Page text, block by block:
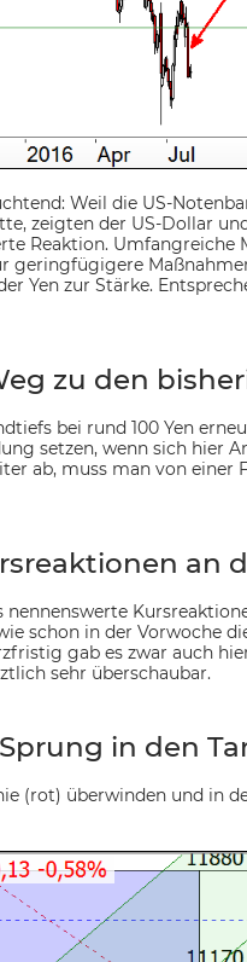
Weil die US-
zeigten der US-Dollar
Reaktion. Umfangreiche
geringfügigere
Yen zur Stärke.
zu den
bei rund 100 Yen
setzen, wenn sich hier
ab, muss man von einer
an
schon in der Vorwoche
gab es zwar auch
sehr überschaubar.
in den
(rot) überwinden und in